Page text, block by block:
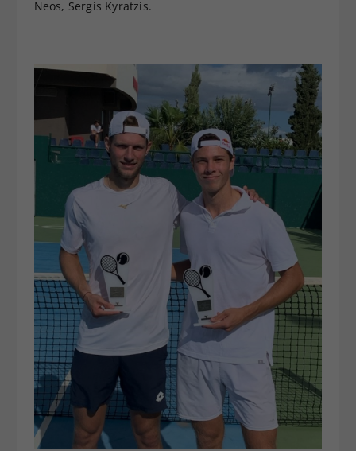
Neos, Sergis Kyratzis.